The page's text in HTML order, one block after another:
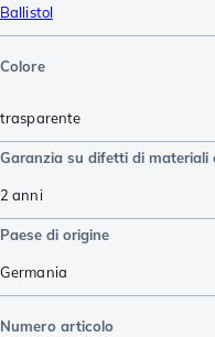
Ballistol
Colore
trasparente
Garanzia su difetti di materiali
2 anni
Paese di origine
Germania
Numero articolo